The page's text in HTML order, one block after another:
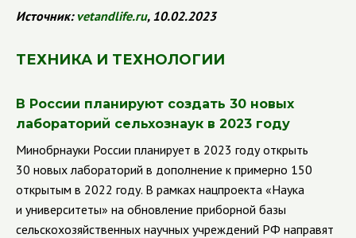
Источник:vetandlife.ru, 10.02.2023
ТЕХНИКА И ТЕХНОЛОГИИ
В России планируют создать 30 новых
лабораторий сельхознаук в 2023 году
Минобрнауки России планирует в 2023 году открыть
30 новых лабораторий в дополнение к примерно 150
открытым в 2022 году. В рамках нацпроекта «Наука
и университеты» на обновление приборной базы
сельскохозяйственных научных учреждений РФ направят